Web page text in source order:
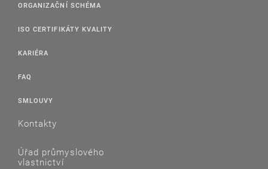
ORGANIZAČNÍ SCHÉMA
ISO CERTIFIKÁTY KVALITY
KARIÉRA
FAQ
SMLOUVY
Kontakty
Úřad průmyslového
vlastnictví